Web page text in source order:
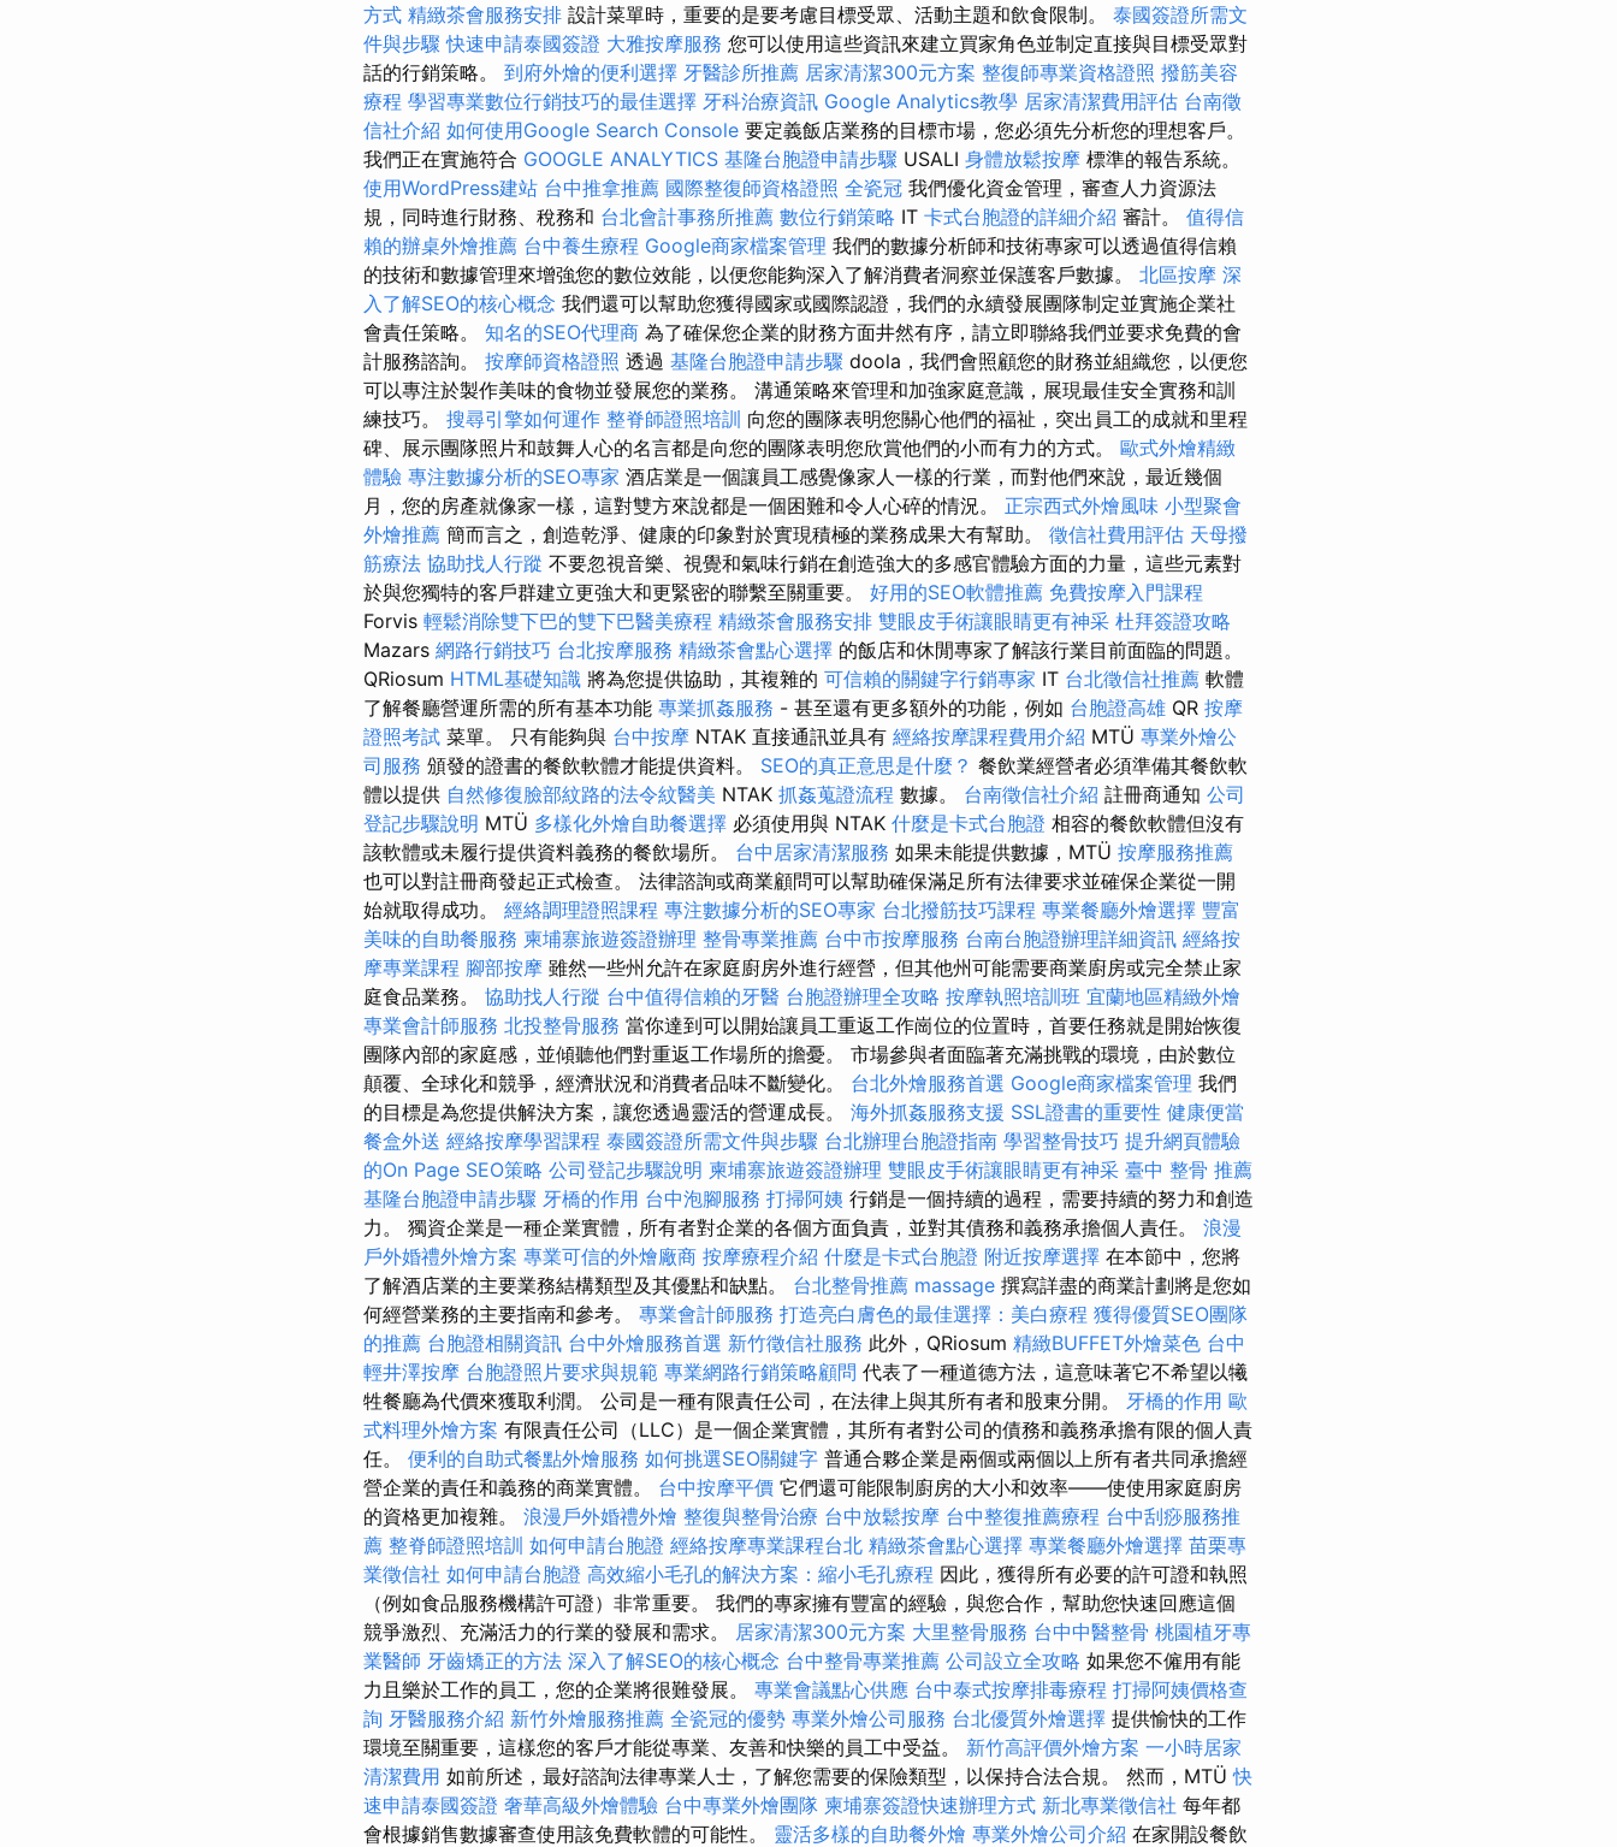
方式 精緻茶會服務安排 設計菜單時，重要的是要考慮目標受眾、活動主題和飲食限制。 泰國簽證所需文
件與步驟 快速申請泰國簽證 大雅按摩服務 您可以使用這些資訊來建立買家角色並制定直接與目標受眾對
話的行銷策略。 到府外燴的便利選擇 牙醫診所推薦 居家清潔300元方案 整復師專業資格證照 撥筋美容
療程 學習專業數位行銷技巧的最佳選擇 牙科治療資訊 Google Analytics教學 居家清潔費用評估 台南徵
信社介紹 如何使用Google Search Console 要定義飯店業務的目標市場，您必須先分析您的理想客戶。
我們正在實施符合 GOOGLE ANALYTICS 基隆台胞證申請步驟 USALI 身體放鬆按摩 標準的報告系統。
使用WordPress建站 台中推拿推薦 國際整復師資格證照 全瓷冠 我們優化資金管理，審查人力資源法
規，同時進行財務、稅務和 台北會計事務所推薦 數位行銷策略 IT 卡式台胞證的詳細介紹 審計。 值得信
賴的辦桌外燴推薦 台中養生療程 Google商家檔案管理 我們的數據分析師和技術專家可以透過值得信賴
的技術和數據管理來增強您的數位效能，以便您能夠深入了解消費者洞察並保護客戶數據。 北區按摩 深
入了解SEO的核心概念 我們還可以幫助您獲得國家或國際認證，我們的永續發展團隊制定並實施企業社
會責任策略。 知名的SEO代理商 為了確保您企業的財務方面井然有序，請立即聯絡我們並要求免費的會
計服務諮詢。 按摩師資格證照 透過 基隆台胞證申請步驟 doola，我們會照顧您的財務並組織您，以便您
可以專注於製作美味的食物並發展您的業務。 溝通策略來管理和加強家庭意識，展現最佳安全實務和訓
練技巧。 搜尋引擎如何運作 整脊師證照培訓 向您的團隊表明您關心他們的福祉，突出員工的成就和里程
碑、展示團隊照片和鼓舞人心的名言都是向您的團隊表明您欣賞他們的小而有力的方式。 歐式外燴精緻
體驗 專注數據分析的SEO專家 酒店業是一個讓員工感覺像家人一樣的行業，而對他們來說，最近幾個
月，您的房產就像家一樣，這對雙方來說都是一個困難和令人心碎的情況。 正宗西式外燴風味 小型聚會
外燴推薦 簡而言之，創造乾淨、健康的印象對於實現積極的業務成果大有幫助。 徵信社費用評估 天母撥
筋療法 協助找人行蹤 不要忽視音樂、視覺和氣味行銷在創造強大的多感官體驗方面的力量，這些元素對
於與您獨特的客戶群建立更強大和更緊密的聯繫至關重要。 好用的SEO軟體推薦 免費按摩入門課程
Forvis 輕鬆消除雙下巴的雙下巴醫美療程 精緻茶會服務安排 雙眼皮手術讓眼睛更有神采 杜拜簽證攻略
Mazars 網路行銷技巧 台北按摩服務 精緻茶會點心選擇 的飯店和休閒專家了解該行業目前面臨的問題。
QRiosum HTML基礎知識 將為您提供協助，其複雜的 可信賴的關鍵字行銷專家 IT 台北徵信社推薦 軟體
了解餐廳營運所需的所有基本功能 專業抓姦服務 - 甚至還有更多額外的功能，例如 台胞證高雄 QR 按摩
證照考試 菜單。 只有能夠與 台中按摩 NTAK 直接通訊並具有 經絡按摩課程費用介紹 MTÜ 專業外燴公
司服務 頒發的證書的餐飲軟體才能提供資料。 SEO的真正意思是什麼？ 餐飲業經營者必須準備其餐飲軟
體以提供 自然修復臉部紋路的法令紋醫美 NTAK 抓姦蒐證流程 數據。 台南徵信社介紹 註冊商通知 公司
登記步驟說明 MTÜ 多樣化外燴自助餐選擇 必須使用與 NTAK 什麼是卡式台胞證 相容的餐飲軟體但沒有
該軟體或未履行提供資料義務的餐飲場所。 台中居家清潔服務 如果未能提供數據，MTÜ 按摩服務推薦
也可以對註冊商發起正式檢查。 法律諮詢或商業顧問可以幫助確保滿足所有法律要求並確保企業從一開
始就取得成功。 經絡調理證照課程 專注數據分析的SEO專家 台北撥筋技巧課程 專業餐廳外燴選擇 豐富
美味的自助餐服務 柬埔寨旅遊簽證辦理 整骨專業推薦 台中市按摩服務 台南台胞證辦理詳細資訊 經絡按
摩專業課程 腳部按摩 雖然一些州允許在家庭廚房外進行經營，但其他州可能需要商業廚房或完全禁止家
庭食品業務。 協助找人行蹤 台中值得信賴的牙醫 台胞證辦理全攻略 按摩執照培訓班 宜蘭地區精緻外燴
專業會計師服務 北投整骨服務 當你達到可以開始讓員工重返工作崗位的位置時，首要任務就是開始恢復
團隊內部的家庭感，並傾聽他們對重返工作場所的擔憂。 市場參與者面臨著充滿挑戰的環境，由於數位
顛覆、全球化和競爭，經濟狀況和消費者品味不斷變化。 台北外燴服務首選 Google商家檔案管理 我們
的目標是為您提供解決方案，讓您透過靈活的營運成長。 海外抓姦服務支援 SSL證書的重要性 健康便當
餐盒外送 經絡按摩學習課程 泰國簽證所需文件與步驟 台北辦理台胞證指南 學習整骨技巧 提升網頁體驗
的On Page SEO策略 公司登記步驟說明 柬埔寨旅遊簽證辦理 雙眼皮手術讓眼睛更有神采 臺中 整骨 推薦
基隆台胞證申請步驟 牙橋的作用 台中泡腳服務 打掃阿姨 行銷是一個持續的過程，需要持續的努力和創造
力。 獨資企業是一種企業實體，所有者對企業的各個方面負責，並對其債務和義務承擔個人責任。 浪漫
戶外婚禮外燴方案 專業可信的外燴廠商 按摩療程介紹 什麼是卡式台胞證 附近按摩選擇 在本節中，您將
了解酒店業的主要業務結構類型及其優點和缺點。 台北整骨推薦 massage 撰寫詳盡的商業計劃將是您如
何經營業務的主要指南和參考。 專業會計師服務 打造亮白膚色的最佳選擇：美白療程 獲得優質SEO團隊
的推薦 台胞證相關資訊 台中外燴服務首選 新竹徵信社服務 此外，QRiosum 精緻BUFFET外燴菜色 台中
輕井澤按摩 台胞證照片要求與規範 專業網路行銷策略顧問 代表了一種道德方法，這意味著它不希望以犧
牲餐廳為代價來獲取利潤。 公司是一種有限責任公司，在法律上與其所有者和股東分開。 牙橋的作用 歐
式料理外燴方案 有限責任公司（LLC）是一個企業實體，其所有者對公司的債務和義務承擔有限的個人責
任。 便利的自助式餐點外燴服務 如何挑選SEO關鍵字 普通合夥企業是兩個或兩個以上所有者共同承擔經
營企業的責任和義務的商業實體。 台中按摩平價 它們還可能限制廚房的大小和效率——使使用家庭廚房
的資格更加複雜。 浪漫戶外婚禮外燴 整復與整骨治療 台中放鬆按摩 台中整復推薦療程 台中刮痧服務推
薦 整脊師證照培訓 如何申請台胞證 經絡按摩專業課程台北 精緻茶會點心選擇 專業餐廳外燴選擇 苗栗專
業徵信社 如何申請台胞證 高效縮小毛孔的解決方案：縮小毛孔療程 因此，獲得所有必要的許可證和執照
（例如食品服務機構許可證）非常重要。 我們的專家擁有豐富的經驗，與您合作，幫助您快速回應這個
競爭激烈、充滿活力的行業的發展和需求。 居家清潔300元方案 大里整骨服務 台中中醫整骨 桃園植牙專
業醫師 牙齒矯正的方法 深入了解SEO的核心概念 台中整骨專業推薦 公司設立全攻略 如果您不僱用有能
力且樂於工作的員工，您的企業將很難發展。 專業會議點心供應 台中泰式按摩排毒療程 打掃阿姨價格查
詢 牙醫服務介紹 新竹外燴服務推薦 全瓷冠的優勢 專業外燴公司服務 台北優質外燴選擇 提供愉快的工作
環境至關重要，這樣您的客戶才能從專業、友善和快樂的員工中受益。 新竹高評價外燴方案 一小時居家
清潔費用 如前所述，最好諮詢法律專業人士，了解您需要的保險類型，以保持合法合規。 然而，MTÜ快
速申請泰國簽證 奢華高級外燴體驗 台中專業外燴團隊 柬埔寨簽證快速辦理方式 新北專業徵信社 每年都
會根據銷售數據審查使用該免費軟體的可能性。 靈活多樣的自助餐外燴 專業外燴公司介紹 在家開設餐飲